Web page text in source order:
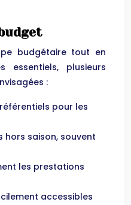
budgétaire tout en
essentiels, plusieurs
:
pour les
saison, souvent
les prestations
accessibles